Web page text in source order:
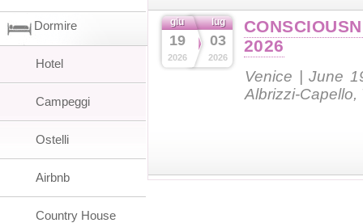
giu
19
2026
lug
03
2026
2026
Venice | June
Albrizzi-Capello,
Dormire
Hotel
Campeggi
Ostelli
Airbnb
Country House